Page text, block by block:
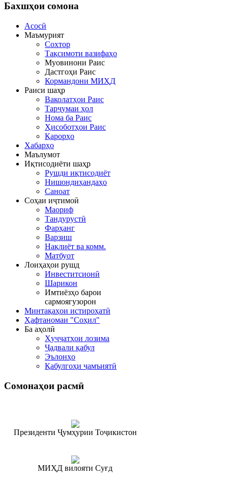
Бахшҳои сомона
Асосӣ
Маъмурият
Сохтор
Тақсимоти вазифаҳо
Муовинони Раис
Дастгоҳи Раис
Кормандони МИҲД
Раиси шаҳр
Ваколатҳои Раис
Тарҷумаи ҳол
Нома ба Раис
Ҳисоботҳои Раис
Қарорҳо
Хабарҳо
Маълумот
Иқтисодиёти шаҳр
Рушди иқтисодиёт
Нишондиҳандаҳо
Саноат
Соҳаи иҷтимоӣ
Маориф
Тандурустӣ
Фарҳанг
Варзиш
Нақлиёт ва комм.
Матбуот
Лоиҳаҳои рушд
Инвеститсионӣ
Шарикон
Имтиёзҳо барои
сармоягузорон
Минтақаҳои истироҳатӣ
Ҳафтаномаи "Соҳил"
Ба аҳолӣ
Ҳуҷҷатҳои лозима
Ҷадвали қабул
Эълонҳо
Қабулгоҳи ҷамъиятӣ
Сомонаҳои расмӣ
Президенти Ҷумҳурии Тоҷикистон
МИҲД вилояти Суғд